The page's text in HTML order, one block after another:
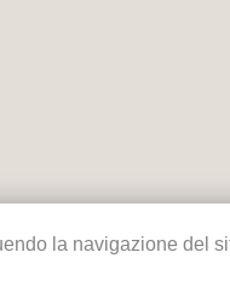
la navigazione del